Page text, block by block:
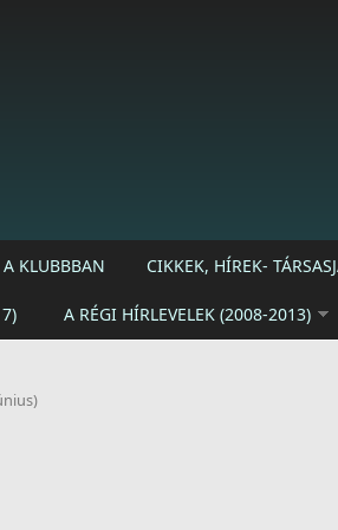
KLUBBBAN CIKKEK, HÍREK-
A RÉGI HÍRLEVELEK (2008-2013)